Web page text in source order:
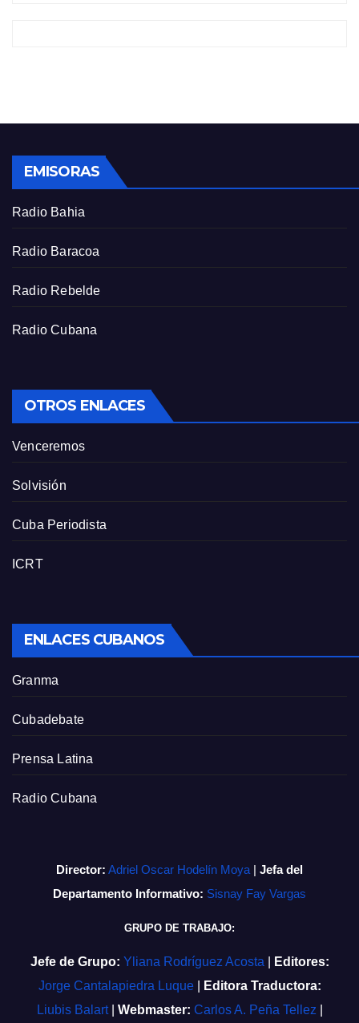
EMISORAS
Radio Bahia
Radio Baracoa
Radio Rebelde
Radio Cubana
OTROS ENLACES
Venceremos
Solvisión
Cuba Periodista
ICRT
ENLACES CUBANOS
Granma
Cubadebate
Prensa Latina
Radio Cubana
Director: Adriel Oscar Hodelín Moya | Jefa del
Departamento Informativo: Sisnay Fay Vargas
GRUPO DE TRABAJO:
Jefe de Grupo: Yliana Rodríguez Acosta
Editores:
Jorge Cantalapiedra Luque
Editora Traductora:
Liubis Balart
Webmaster: Carlos A. Peña Tellez|